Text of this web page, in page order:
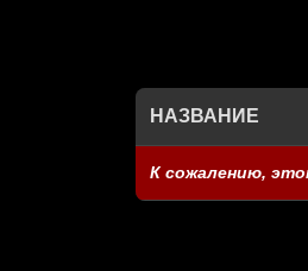
НАЗВАНИЕ
К сожалению,